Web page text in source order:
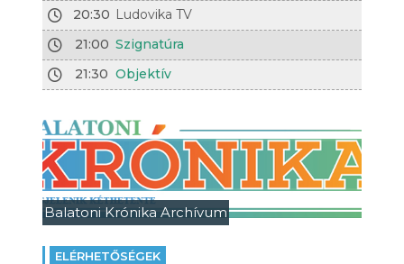
20:30 Ludovika TV
21:00 Szignatúra
21:30 Objektív
Balatoni Krónika Archívum
ELÉRHETŐSÉGEK